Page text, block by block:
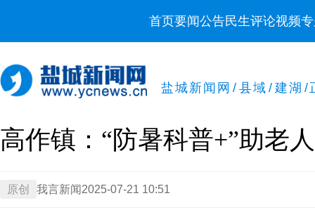
首页要闻公告民生评论视频
盐城新闻网 / 县域 / 建湖 /
高作镇：“防暑科普+”助老
原创 我言新闻 2025-07-21 10:51